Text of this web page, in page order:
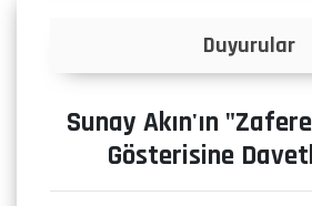
Duyurular
Sunay Akın'ın
Gösterisine